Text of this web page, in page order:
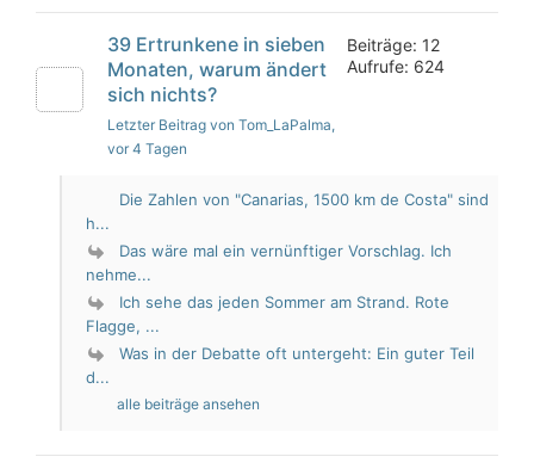
39 Ertrunkene in sieben
Monaten, warum ändert
sich nichts?
Letzter Beitrag von Tom_LaPalma,
vor 4 Tagen
Beiträge: 12
Aufrufe: 624
Die Zahlen von "Canarias, 1500 km de Costa" sind
h...
Das wäre mal ein vernünftiger Vorschlag. Ich
nehme...
Ich sehe das jeden Sommer am Strand. Rote
Flagge, ...
Was in der Debatte oft untergeht: Ein guter Teil
d...
alle beiträge ansehen